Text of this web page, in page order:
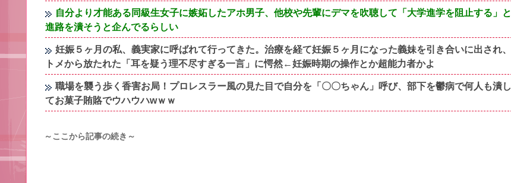
自分より才能ある同級生女子に嫉妬したアホ男子、他校や先輩にデマを吹聴して「大学進学を阻止する」と
進路を潰そうと企んでるらしい
妊娠５ヶ月の私、義実家に呼ばれて行ってきた。治療を経て妊娠５ヶ月になった義妹を引き合いに出され、
トメから放たれた「耳を疑う理不尽すぎる一言」に愕然←妊娠時期の操作とか超能力者かよ
職場を襲う歩く香害お局！プロレスラー風の見た目で自分を「〇〇ちゃん」呼び、部下を鬱病で何人も潰し
てお菓子賄賂でウハウハwｗｗ
～ここから記事の続き～